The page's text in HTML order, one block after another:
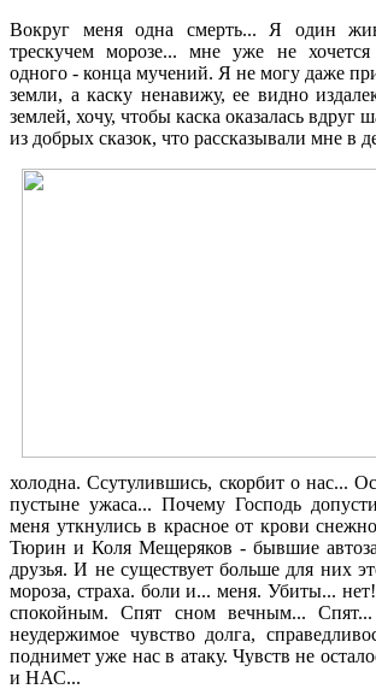
Вокруг меня одна смерть... Я один
трескучем морозе... мне уже не хочется
одного - конца мучений. Я не могу даже
земли, а каску ненавижу, ее видно
землей, хочу, чтобы каска оказалась вдруг
из добрых сказок, что рассказывали мне в
холодна. Ссутулившись, скорбит о нас...
пустыне ужаса... Почему Господь
меня уткнулись в красное от крови
Тюрин и Коля Мещеряков - бывшие
друзья. И не существует больше для них
мороза, страха. боли и... меня. Убиты...
спокойным. Спят сном вечным...
неудержимое чувство долга,
поднимет уже нас в атаку. Чувств не
и НАС...